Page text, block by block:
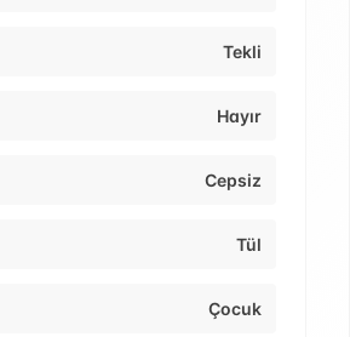
Tekli
Hayır
Cepsiz
Tül
Çocuk